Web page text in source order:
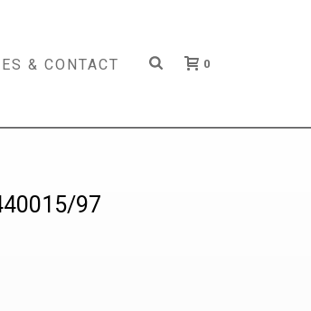
& CONTACT 0
97